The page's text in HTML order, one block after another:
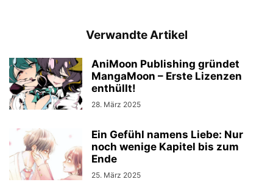
Verwandte Artikel
AniMoon Publishing gründet
MangaMoon – Erste Lizenzen
enthüllt!
28. März 2025
Ein Gefühl namens Liebe: Nur
noch wenige Kapitel bis zum
Ende
25. März 2025